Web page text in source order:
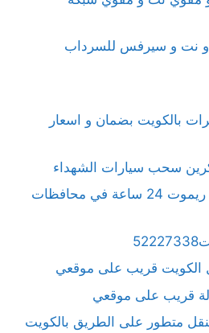
نت و سيرفس للسرداب
بالكويت بضمان و اسعار
سحب سيارات الشهداء
برمجة رسيفر و توصيل ريموت 24 ساعة في محافظات
الكويت قريب على موقعي
قريب على موقعي
متطور على الطريق بالكويت